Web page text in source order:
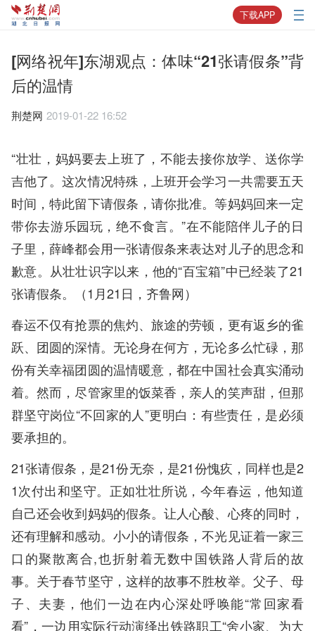
下载APP
[网络祝年]东湖观点：体味“21张请假条”背
后的温情
荆楚网 2019-01-22 16:52
“壮壮，妈妈要去上班了，不能去接你放学、送你学
吉他了。这次情况特殊，上班开会学习一共需要五天
时间，特此留下请假条，请你批准。等妈妈回来一定
带你去游乐园玩，绝不食言。”在不能陪伴儿子的日
子里，薛峰都会用一张请假条来表达对儿子的思念和
歉意。从壮壮识字以来，他的“百宝箱”中已经装了21
张请假条。（1月21日，齐鲁网）
春运不仅有抢票的焦灼、旅途的劳顿，更有返乡的雀
跃、团圆的深情。无论身在何方，无论多么忙碌，那
份有关幸福团圆的温情暖意，都在中国社会真实涌动
着。然而，尽管家里的饭菜香，亲人的笑声甜，但那
群坚守岗位“不回家的人”更明白：有些责任，是必须
要承担的。
21张请假条，是21份无奈，是21份愧疚，同样也是2
1次付出和坚守。正如壮壮所说，今年春运，他知道
自己还会收到妈妈的假条。让人心酸、心疼的同时，
还有理解和感动。小小的请假条，不光见证着一家三
口的聚散离合,也折射着无数中国铁路人背后的故
事。关于春节坚守，这样的故事不胜枚举。父子、母
子、夫妻，他们一边在内心深处呼唤能“常回家看
看”，一边用实际行动演绎出铁路职工“舍小家、为大